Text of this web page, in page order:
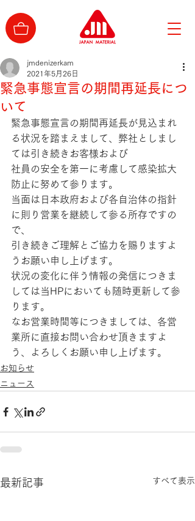
緊急事態宣言の期間再延長につ
いて
jmdenizerkam
2021年5月26日
緊急事態宣言の期間再延長が見込まれ
る状況を踏まえまして、弊社としまし
ては引き続きお客様および
社員の安全を第一に考慮して感染拡大
防止に努めて参ります。
当面は日本政府および各自治体の指針
に則り営業を継続して参る所存ですの
で、
引き続きご理解とご協力を賜りますよ
うお願い申し上げます。
状況の変化に伴う情報の発信につきま
しては当HPにおいても随時更新して参
ります。
なお営業時間等につきましては、各営
業所に直接お問い合わせ頂きますよ
う、よろしくお願い申し上げます。
お知らせ
ニュース
最新記事 すべて表示